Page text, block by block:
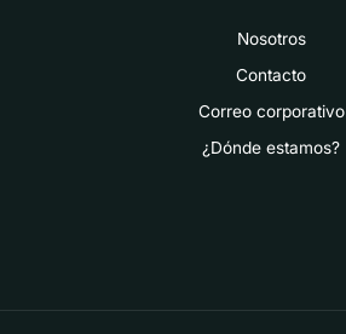
Nosotros
Contacto
Correo corporativo
¿Dónde estamos?